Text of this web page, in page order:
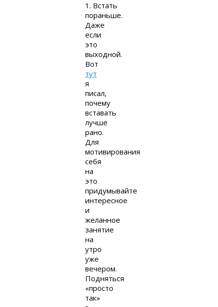
1. Встать
пораньше.
Даже
если
это
выходной.
Вот
тут
я
писал,
почему
вставать
лучше
рано.
Для
мотивирования
себя
на
это
придумывайте
интересное
и
желанное
занятие
на
утро
уже
вечером.
Подняться
«просто
так»